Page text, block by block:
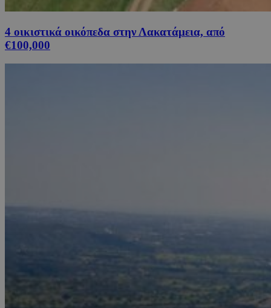
4 οικιστικά οικόπεδα στην Λακατάμεια, από
€100,000